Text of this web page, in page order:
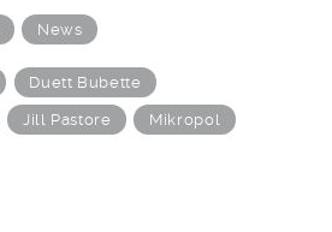
News
Duett Bubette
Jill Pastore Mikropol